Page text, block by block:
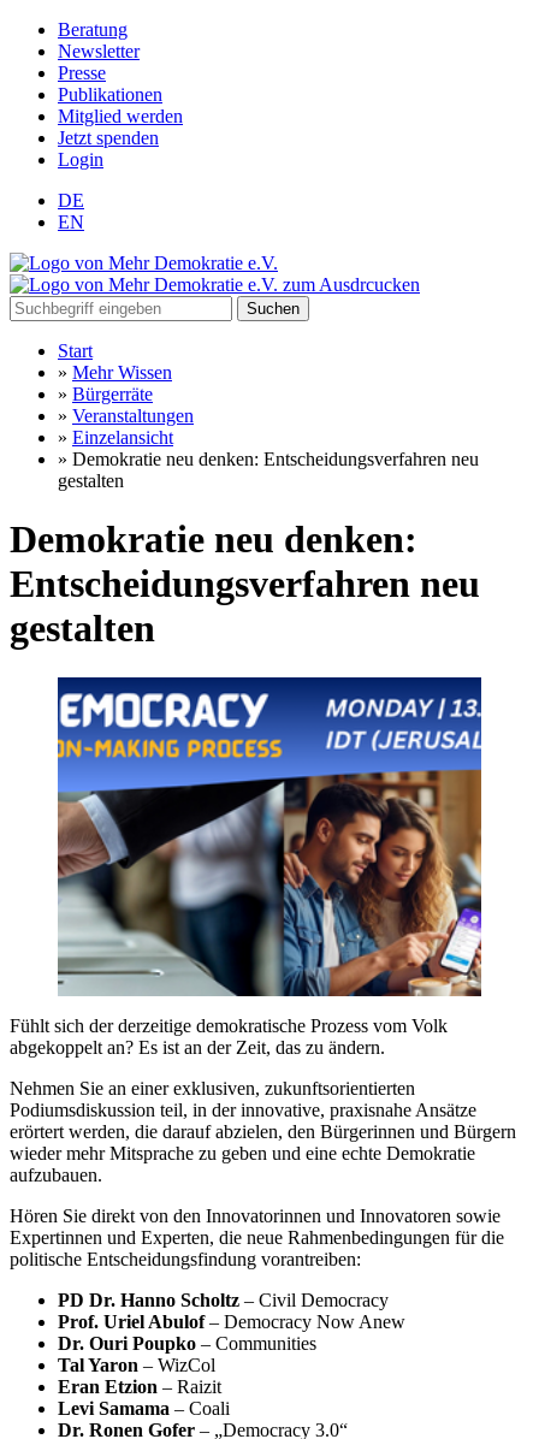
Beratung
Newsletter
Presse
Publikationen
Mitglied werden
Jetzt spenden
Login
DE
EN
Suchen
Start
» Mehr Wissen
» Bürgerräte
» Veranstaltungen
» Einzelansicht
» Demokratie neu denken: Entscheidungsverfahren neu
gestalten
Demokratie neu denken:
Entscheidungsverfahren neu
gestalten
Fühlt sich der derzeitige demokratische Prozess vom Volk
abgekoppelt an? Es ist an der Zeit, das zu ändern.
Nehmen Sie an einer exklusiven, zukunftsorientierten
Podiumsdiskussion teil, in der innovative, praxisnahe Ansätze
erörtert werden, die darauf abzielen, den Bürgerinnen und Bürgern
wieder mehr Mitsprache zu geben und eine echte Demokratie
aufzubauen.
Hören Sie direkt von den Innovatorinnen und Innovatoren sowie
Expertinnen und Experten, die neue Rahmenbedingungen für die
politische Entscheidungsfindung vorantreiben:
PD Dr. Hanno Scholtz – Civil Democracy
Prof. Uriel Abulof– Democracy Now Anew
Dr. Ouri Poupko – Communities
Tal Yaron – WizCol
Eran Etzion – Raizit
Levi Samama – Coali
Dr. Ronen Gofer – „Democracy 3.0“